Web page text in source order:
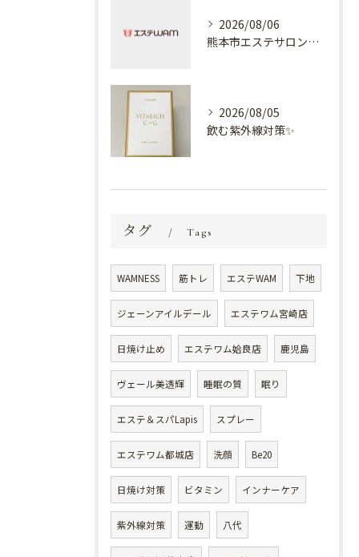
2026/08/06
熊本市エステサロン プラスでケア✨
2026/08/05
飲む紫外線対策✨
タグ Tags
WAMNESS 筋トレ エステWAM 下地
ジェーンアイルデール エステワム宮崎店
日焼け止め エステワム姶良店 鹿児島
ヴェール美透輝 睡眠の質 眠り
エステ＆スパLapis スプレー
エステワム都城店 洗顔 Be20
日焼け対策 ビタミン インナーケア
紫外線対策 運動 八代